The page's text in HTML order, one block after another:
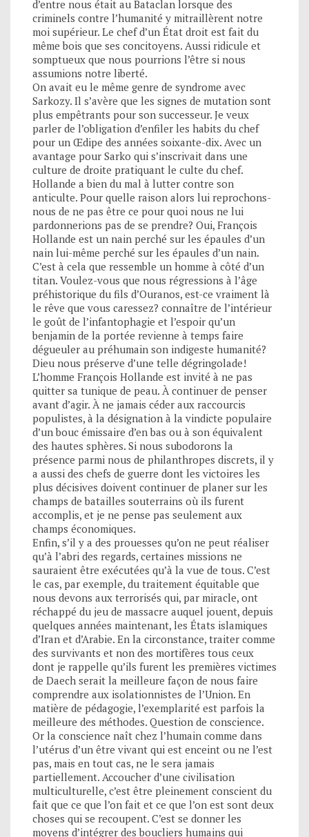
d’entre nous était au Bataclan lorsque des
criminels contre l’humanité y mitraillèrent notre
moi supérieur. Le chef d’un État droit est fait du
même bois que ses concitoyens. Aussi ridicule et
somptueux que nous pourrions l’être si nous
assumions notre liberté.
On avait eu le même genre de syndrome avec
Sarkozy. Il s’avère que les signes de mutation sont
plus empêtrants pour son successeur. Je veux
parler de l’obligation d’enfiler les habits du chef
pour un Œdipe des années soixante-dix. Avec un
avantage pour Sarko qui s’inscrivait dans une
culture de droite pratiquant le culte du chef.
Hollande a bien du mal à lutter contre son
anticulte. Pour quelle raison alors lui reprochons-
nous de ne pas être ce pour quoi nous ne lui
pardonnerions pas de se prendre? Oui, François
Hollande est un nain perché sur les épaules d’un
nain lui-même perché sur les épaules d’un nain.
C’est à cela que ressemble un homme à côté d’un
titan. Voulez-vous que nous régressions à l’âge
préhistorique du fils d’Ouranos, est-ce vraiment là
le rêve que vous caressez? connaître de l’intérieur
le goût de l’infantophagie et l’espoir qu’un
benjamin de la portée revienne à temps faire
dégueuler au préhumain son indigeste humanité?
Dieu nous préserve d’une telle dégringolade!
L’homme François Hollande est invité à ne pas
quitter sa tunique de peau. À continuer de penser
avant d’agir. À ne jamais céder aux raccourcis
populistes, à la désignation à la vindicte populaire
d’un bouc émissaire d’en bas ou à son équivalent
des hautes sphères. Si nous subodorons la
présence parmi nous de philanthropes discrets, il y
a aussi des chefs de guerre dont les victoires les
plus décisives doivent continuer de planer sur les
champs de batailles souterrains où ils furent
accomplis, et je ne pense pas seulement aux
champs économiques.
Enfin, s’il y a des prouesses qu’on ne peut réaliser
qu’à l’abri des regards, certaines missions ne
sauraient être exécutées qu’à la vue de tous. C’est
le cas, par exemple, du traitement équitable que
nous devons aux terrorisés qui, par miracle, ont
réchappé du jeu de massacre auquel jouent, depuis
quelques années maintenant, les États islamiques
d’Iran et d’Arabie. En la circonstance, traiter comme
des survivants et non des mortifères tous ceux
dont je rappelle qu’ils furent les premières victimes
de Daech serait la meilleure façon de nous faire
comprendre aux isolationnistes de l’Union. En
matière de pédagogie, l’exemplarité est parfois la
meilleure des méthodes. Question de conscience.
Or la conscience naît chez l’humain comme dans
l’utérus d’un être vivant qui est enceint ou ne l’est
pas, mais en tout cas, ne le sera jamais
partiellement. Accoucher d’une civilisation
multiculturelle, c’est être pleinement conscient du
fait que ce que l’on fait et ce que l’on est sont deux
choses qui se recoupent. C’est se donner les
moyens d’intégrer des boucliers humains qui